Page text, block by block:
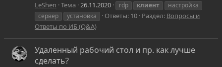
LeShen Тема 26.11.2020 rdp клиент
настройка
сервер
установка Ответы: 10 Раздел: Вопросы и
Ответы по ИБ (Q&A)
Удаленный рабочий стол и пр. как лучше
сделать?